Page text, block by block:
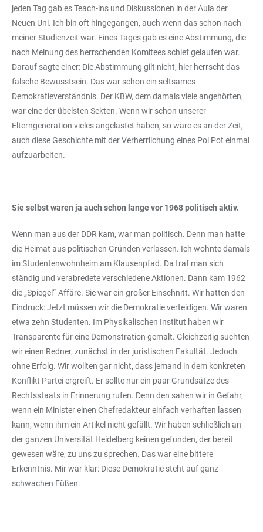
jeden Tag gab es Teach-ins und Diskussionen in der Aula der
Neuen Uni. Ich bin oft hingegangen, auch wenn das schon nach
meiner Studienzeit war. Eines Tages gab es eine Abstimmung, die
nach Meinung des herrschenden Komitees schief gelaufen war.
Darauf sagte einer: Die Abstimmung gilt nicht, hier herrscht das
falsche Bewusstsein. Das war schon ein seltsames
Demokratieverständnis. Der KBW, dem damals viele angehörten,
war eine der übelsten Sekten. Wenn wir schon unserer
Elterngeneration vieles angelastet haben, so wäre es an der Zeit,
auch diese Geschichte mit der Verherrlichung eines Pol Pot einmal
aufzuarbeiten.
Sie selbst waren ja auch schon lange vor 1968 politisch aktiv.
Wenn man aus der DDR kam, war man politisch. Denn man hatte
die Heimat aus politischen Gründen verlassen. Ich wohnte damals
im Studentenwohnheim am Klausenpfad. Da traf man sich
ständig und verabredete verschiedene Aktionen. Dann kam 1962
die „Spiegel“-Affäre. Sie war ein großer Einschnitt. Wir hatten den
Eindruck: Jetzt müssen wir die Demokratie verteidigen. Wir waren
etwa zehn Studenten. Im Physikalischen Institut haben wir
Transparente für eine Demonstration gemalt. Gleichzeitig suchten
wir einen Redner, zunächst in der juristischen Fakultät. Jedoch
ohne Erfolg. Wir wollten gar nicht, dass jemand in dem konkreten
Konflikt Partei ergreift. Er sollte nur ein paar Grundsätze des
Rechtsstaats in Erinnerung rufen. Denn den sahen wir in Gefahr,
wenn ein Minister einen Chefredakteur einfach verhaften lassen
kann, wenn ihm ein Artikel nicht gefällt. Wir haben schließlich an
der ganzen Universität Heidelberg keinen gefunden, der bereit
gewesen wäre, zu uns zu sprechen. Das war eine bittere
Erkenntnis. Mir war klar: Diese Demokratie steht auf ganz
schwachen Füßen.